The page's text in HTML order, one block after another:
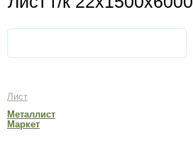
Лист
Металлист
Маркет